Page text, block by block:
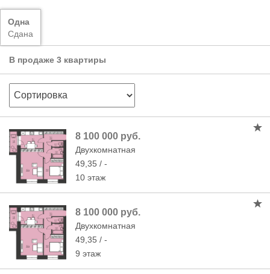
Одна
Сдана
В продаже 3 квартиры
8 100 000 руб.
Двухкомнатная
49,35 / -
10 этаж
8 100 000 руб.
Двухкомнатная
49,35 / -
9 этаж